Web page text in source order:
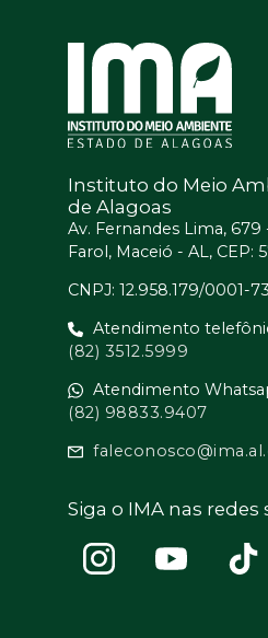
Instituto do Meio
de Alagoas
Av. Fernandes Lima, 679
Farol, Maceió - AL, CEP:
CNPJ: 12.958.179/0001-73
Atendimento
(82) 3512.5999
Atendimento
(82) 98833.9407
Siga o IMA nas redes